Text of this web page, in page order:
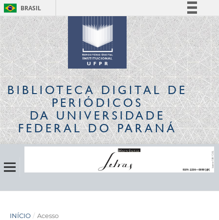
BRASIL
Simplifique!
Comunica BR
Participe
Acesso à informação
Legislação
Canais
BIBLIOTECA DIGITALDE
PERIÓDICOS
DA UNIVERSIDADE
FEDERAL DO PARANÁ
INÍCIO / Acesso